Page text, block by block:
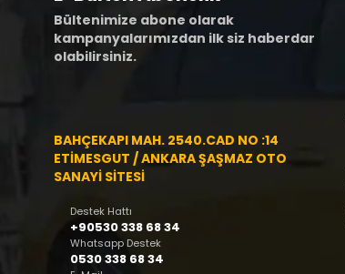
Bültenimize abone olarak
kampanyalarımızdan ilk siz haberdar
olabilirsiniz.
BAHÇEKAPI MAH. 2540.CAD NO :14
ETİMESGUT / ANKARA ŞAŞMAZ OTO
SANAYİ SİTESİ
Destek Hattı
+90530 338 68 34
Whatsapp Destek
0530 338 68 34